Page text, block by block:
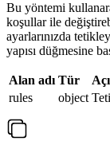
Bu yöntemi
koşullar ile
ayarlarınızda
yapısı düğmesine
Alan adı Tür
rules
object